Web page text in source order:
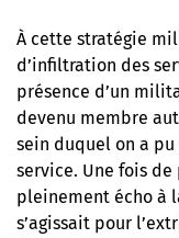
À cette stratégie
d’infiltration des
présence d’un
devenu membre
sein duquel on a pu
service. Une fois
pleinement écho à
s’agissait pour